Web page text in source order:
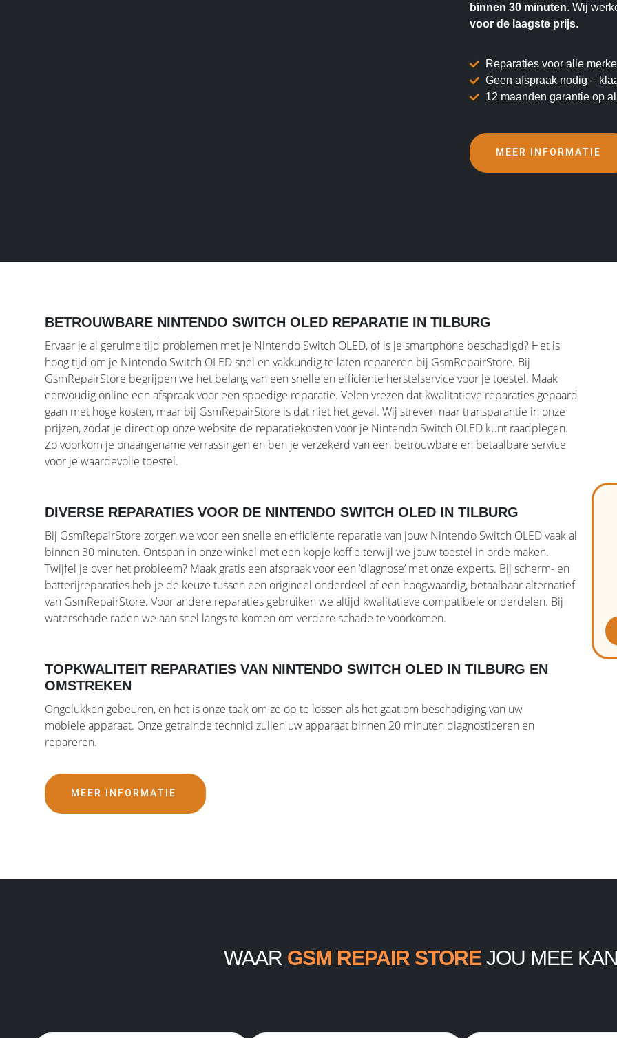
binnen 30 minuten. Wij
voor de laagste prijs.
Reparaties voor alle
Geen afspraak nodig –
12 maanden garantie op
MEER INFORMATIE
BETROUWBARE NINTENDO SWITCH OLED REPARATIE IN TILBURG
Ervaar je al geruime tijd problemen met je Nintendo Switch OLED, of is je smartphone beschadigd? Het is
hoog tijd om je Nintendo Switch OLED snel en vakkundig te laten repareren bij GsmRepairStore. Bij
GsmRepairStore begrijpen we het belang van een snelle en efficiënte herstelservice voor je toestel. Maak
eenvoudig online een afspraak voor een spoedige reparatie. Velen vrezen dat kwalitatieve reparaties gepaard
gaan met hoge kosten, maar bij GsmRepairStore is dat niet het geval. Wij streven naar transparantie in onze
prijzen, zodat je direct op onze website de reparatiekosten voor je Nintendo Switch OLED kunt raadplegen.
Zo voorkom je onaangename verrassingen en ben je verzekerd van een betrouwbare en betaalbare service
voor je waardevolle toestel.
DIVERSE REPARATIES VOOR DE NINTENDO SWITCH OLED IN TILBURG
Bij GsmRepairStore zorgen we voor een snelle en efficiënte reparatie van jouw Nintendo Switch OLED vaak al
binnen 30 minuten. Ontspan in onze winkel met een kopje koffie terwijl we jouw toestel in orde maken.
Twijfel je over het probleem? Maak gratis een afspraak voor een ‘diagnose’ met onze experts. Bij scherm- en
batterijreparaties heb je de keuze tussen een origineel onderdeel of een hoogwaardig, betaalbaar alternatief
van GsmRepairStore. Voor andere reparaties gebruiken we altijd kwalitatieve compatibele onderdelen. Bij
waterschade raden we aan snel langs te komen om verdere schade te voorkomen.
TOPKWALITEIT REPARATIES VAN NINTENDO SWITCH OLED IN TILBURG EN
OMSTREKEN
Ongelukken gebeuren, en het is onze taak om ze op te lossen als het gaat om beschadiging van uw
mobiele apparaat. Onze getrainde technici zullen uw apparaat binnen 20 minuten diagnosticeren en
repareren.
MEER INFORMATIE
WAAR GSM REPAIR STOREJOU MEE